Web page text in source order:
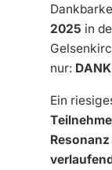
2025 in
nur:
Ein
Resonanz